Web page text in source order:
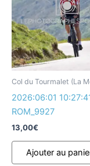
Col du Tourmalet (La
2026:06:01
ROM_9927
13,00€
Ajouter au